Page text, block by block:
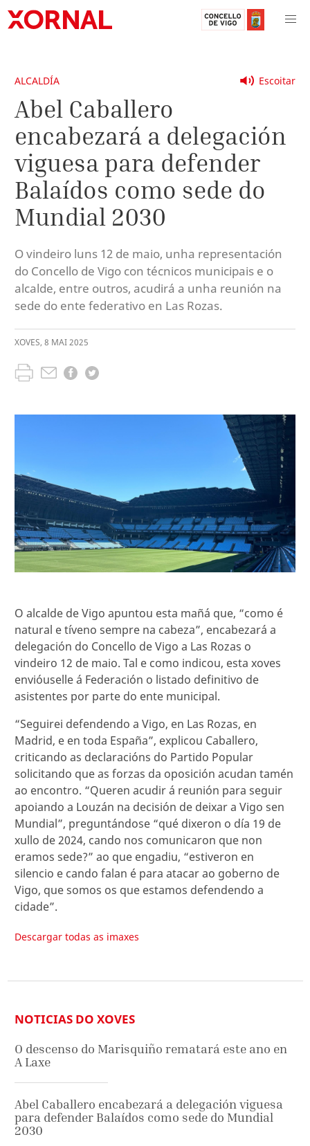
Escoitar
ALCALDÍA
Abel Caballero
encabezará a delegación
viguesa para defender
Balaídos como sede do
Mundial 2030
O vindeiro luns 12 de maio, unha representación
do Concello de Vigo con técnicos municipais e o
alcalde, entre outros, acudirá a unha reunión na
sede do ente federativo en Las Rozas.
XOVES, 8 MAI2025
O alcalde de Vigo apuntou esta mañá que, “como é
natural e tíveno sempre na cabeza”, encabezará a
delegación do Concello de Vigo a Las Rozas o
vindeiro 12 de maio. Tal e como indicou, esta xoves
envióuselle á Federación o listado definitivo de
asistentes por parte do ente municipal.
“Seguirei defendendo a Vigo, en Las Rozas, en
Madrid, e en toda España”, explicou Caballero,
criticando as declaracións do Partido Popular
solicitando que as forzas da oposición acudan tamén
ao encontro. “Queren acudir á reunión para seguir
apoiando a Louzán na decisión de deixar a Vigo sen
Mundial”, preguntándose “qué dixeron o día 19 de
xullo de 2024, cando nos comunicaron que non
eramos sede?” ao que engadiu, “estiveron en
silencio e cando falan é para atacar ao goberno de
Vigo, que somos os que estamos defendendo a
cidade”.
Descargar todas as imaxes
NOTICIAS DO XOVES
O descenso do Marisquiño rematará este ano en
A Laxe
Abel Caballero encabezará a delegación viguesa
para defender Balaídos como sede do Mundial
2030